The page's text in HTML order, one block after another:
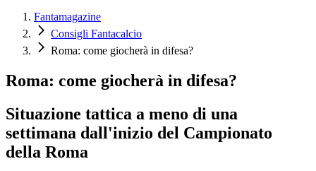
Fantamagazine
Consigli Fantacalcio
Roma: come giocherà in difesa?
Roma: come giocherà in difesa?
Situazione tattica a meno di una
settimana dall'inizio del Campionato
della Roma